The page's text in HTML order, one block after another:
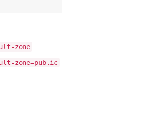
zone
zone=public